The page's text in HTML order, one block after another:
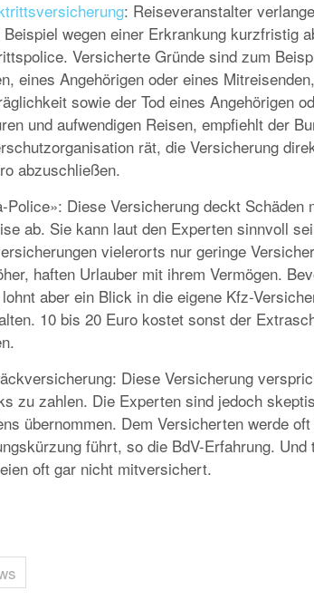
: Reiseveranstalter
Beispiel wegen einer Erkrankung kurzfristig
Versicherte Gründe sind zum
eines Angehörigen oder eines
sowie der Tod eines Angehörigen
und aufwendigen Reisen, empfiehlt der
rät, die Versicherung
abzuschließen.
Police»: Diese Versicherung deckt Schäden
ab. Sie kann laut den Experten sinnvoll
vielerorts nur geringe
haften Urlauber mit ihrem Vermögen.
aber ein Blick in die eigene Kfz-
10 bis 20 Euro kostet sonst der
Diese Versicherung
zu zahlen. Die Experten sind jedoch
übernommen. Dem Versicherten werde
führt, so die BdV-Erfahrung.
oft gar nicht mitversichert.